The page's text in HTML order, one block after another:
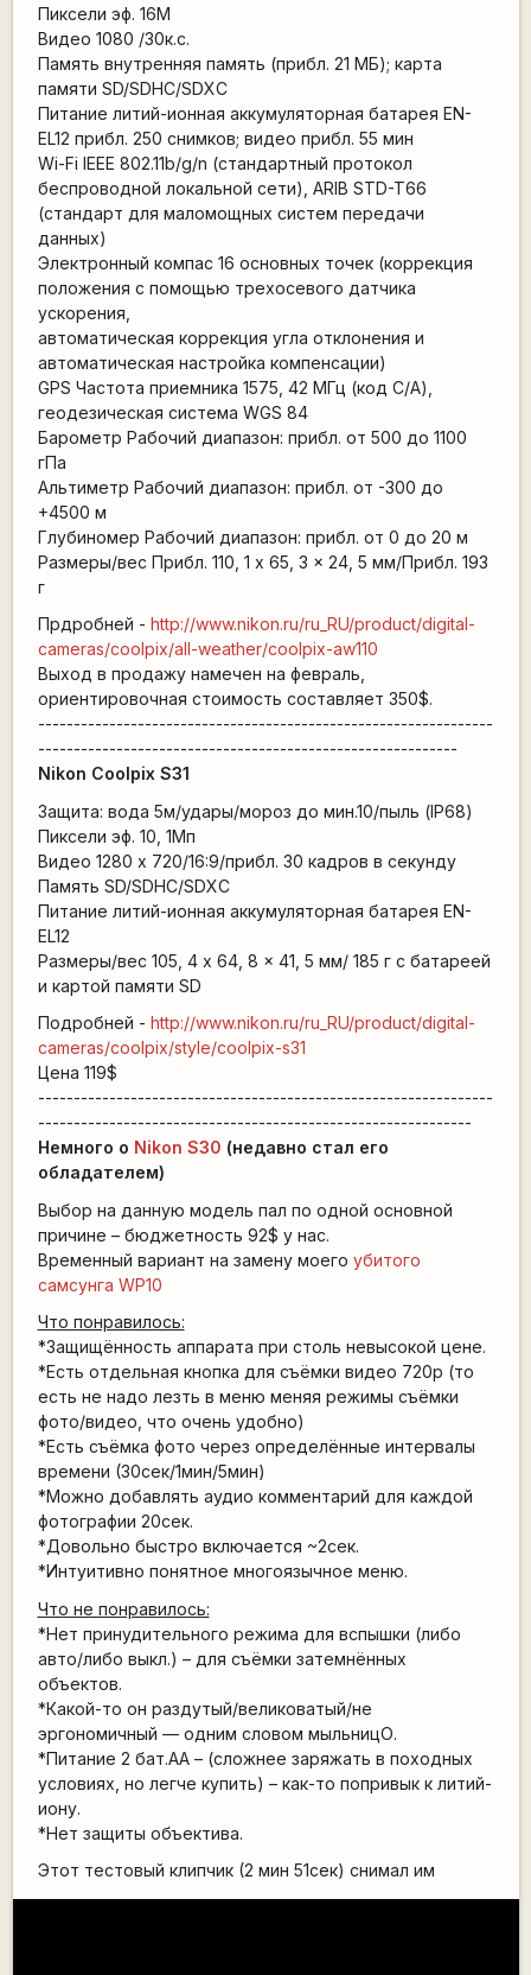
Пиксели эф. 16М
Видео 1080 /30к.с.
Память внутренняя память (прибл. 21 MБ); карта
памяти SD/SDHC/SDXC
Питание литий-ионная аккумуляторная батарея EN-
EL12 прибл. 250 снимков; видео прибл. 55 мин
Wi-Fi IEEE 802.11b/g/n (стандартный протокол
беспроводной локальной сети), ARIB STD-T66
(стандарт для маломощных систем передачи
данных)
Электронный компас 16 основных точек (коррекция
положения с помощью трехосевого датчика
ускорения,
автоматическая коррекция угла отклонения и
автоматическая настройка компенсации)
GPS Частота приемника 1575, 42 МГц (код C/A),
геодезическая система WGS 84
Барометр Рабочий диапазон: прибл. от 500 до 1100
гПа
Альтиметр Рабочий диапазон: прибл. от -300 до
+4500 м
Глубиномер Рабочий диапазон: прибл. от 0 до 20 м
Размеры/вес Прибл. 110, 1 x 65, 3 x 24, 5 мм/Прибл. 193
г
Прдробней - http://www.nikon.ru/ru_RU/product/digital-
cameras/coolpix/all-weather/coolpix-aw110
Выход в продажу намечен на февраль,
ориентировочная стоимость составляет 350$.
----------------------------------------------------------------
-----------------------------------------------------------
Nikon Coolpix S31
Защита: вода 5м/удары/мороз до мин.10/пыль (IP68)
Пиксели эф. 10, 1Мп
Видео 1280 x 720/16:9/прибл. 30 кадров в секунду
Память SD/SDHC/SDXC
Питание литий-ионная аккумуляторная батарея EN-
EL12
Размеры/вес 105, 4 x 64, 8 x 41, 5 мм/ 185 г с батареей
и картой памяти SD
Подробней - http://www.nikon.ru/ru_RU/product/digital-
cameras/coolpix/style/coolpix-s31
Цена 119$
----------------------------------------------------------------
-------------------------------------------------------------
Немного о Nikon S30 (недавно стал его
обладателем)
Выбор на данную модель пал по одной основной
причине – бюджетность 92$ у нас.
Временный вариант на замену моего убитого
самсунга WP10
Что понравилось:
*Защищённость аппарата при столь невысокой цене.
*Есть отдельная кнопка для съёмки видео 720p (то
есть не надо лезть в меню меняя режимы съёмки
фото/видео, что очень удобно)
*Есть съёмка фото через определённые интервалы
времени (30сек/1мин/5мин)
*Можно добавлять аудио комментарий для каждой
фотографии 20сек.
*Довольно быстро включается ~2сек.
*Интуитивно понятное многоязычное меню.
Что не понравилось:
*Нет принудительного режима для вспышки (либо
авто/либо выкл.) – для съёмки затемнённых
объектов.
*Какой-то он раздутый/великоватый/не
эргономичный –– одним словом мыльницО.
*Питание 2 бат.АА – (сложнее заряжать в походных
условиях, но легче купить) – как-то попривык к литий-
иону.
*Нет защиты объектива.
Этот тестовый клипчик (2 мин 51сек) снимал им